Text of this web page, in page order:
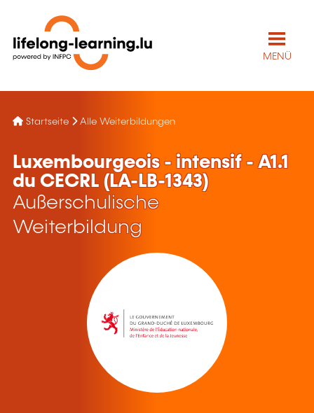
MENÜ
Startseite Alle Weiterbildungen
Luxembourgeois - intensif - A1.1
du CECRL (LA-LB-1343)
Außerschulische
Weiterbildung